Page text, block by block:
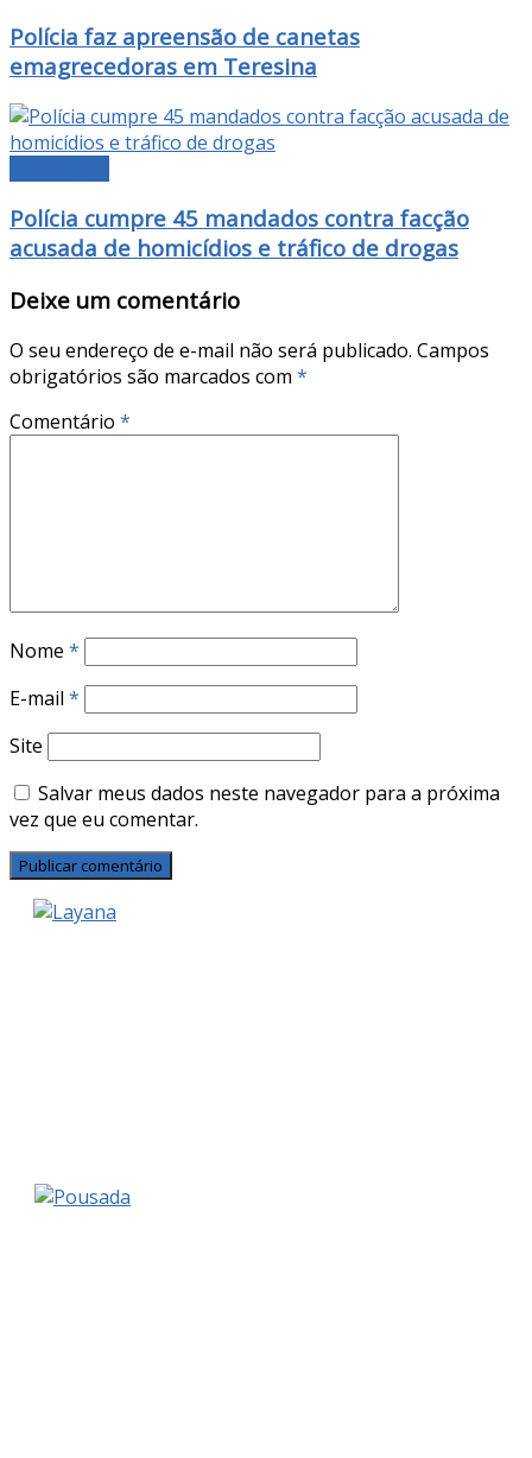
Polícia faz apreensão de canetas
emagrecedoras em Teresina
Polícia cumpre 45 mandados contra facção
acusada de homicídios e tráfico de drogas
Deixe um comentário
O seu endereço de e-mail não será publicado. Campos
obrigatórios são marcados com *
Comentário *
Nome *
E-mail *
Site
Salvar meus dados neste navegador para a próxima
vez que eu comentar.